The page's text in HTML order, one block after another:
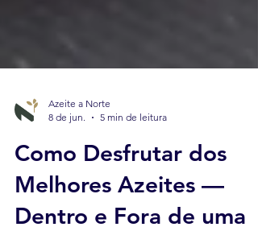
Azeite a Norte
8 de jun.
5 min de leitura